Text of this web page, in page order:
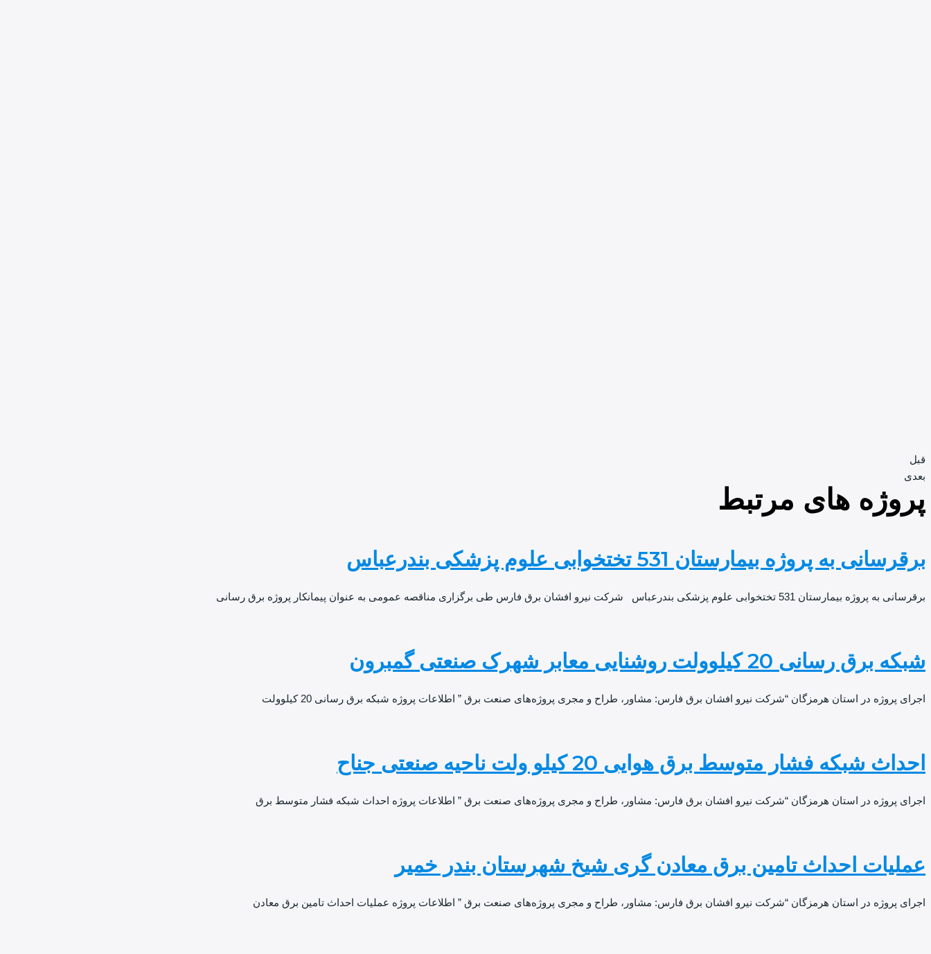
قبل
بعدی
پروژه های مرتبط
برقرسانی به پروژه بیمارستان 531 تختخوابی علوم پزشکی بندرعباس
برقرسانی به پروژه بیمارستان 531 تختخوابی علوم پزشکی بندرعباس شرکت نیرو افشان برق فارس طی برگزاری مناقصه عمومی به عنوان پیمانکار پروژه برق رسانی
شبکه برق رسانی 20 کیلوولت روشنایی معابر شهرک صنعتی گمبرون
اجرای پروژه در استان هرمزگان “شرکت نیرو افشان برق فارس: مشاور، طراح و مجری پروژه‌های صنعت برق ” اطلاعات پروژه شبکه برق رسانی 20 کیلوولت
احداث شبکه فشار متوسط برق هوایی 20 کیلو ولت ناحیه صنعتی جناح
اجرای پروژه در استان هرمزگان “شرکت نیرو افشان برق فارس: مشاور، طراح و مجری پروژه‌های صنعت برق ” اطلاعات پروژه احداث شبکه فشار متوسط برق
عملیات احداث تامین برق معادن گری شیخ شهرستان بندر خمیر
اجرای پروژه در استان هرمزگان “شرکت نیرو افشان برق فارس: مشاور، طراح و مجری پروژه‌های صنعت برق ” اطلاعات پروژه عملیات احداث تامین برق معادن